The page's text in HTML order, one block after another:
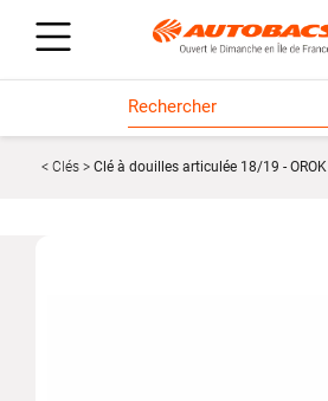
Clés Clé à douilles articulée 18/19 - OROK